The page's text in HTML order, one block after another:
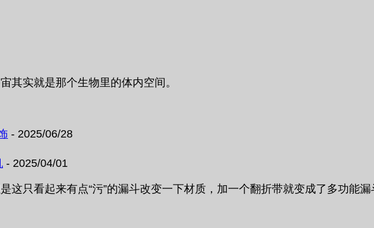
其实就是那个生物里的体内空间。
- 2025/06/28
- 2025/04/01
只看起来有点“污”的漏斗改变一下材质，加一个翻折带就变成了多功能